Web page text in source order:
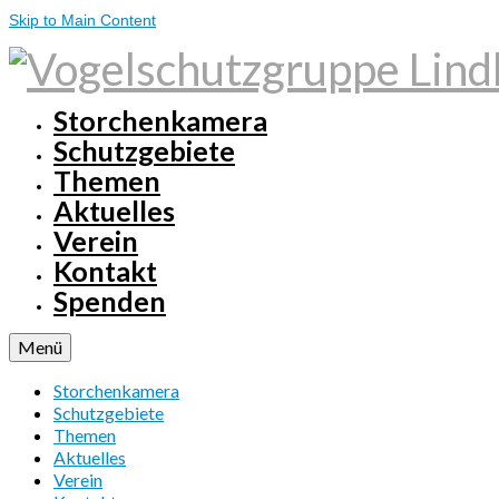
Skip to Main Content
Storchenkamera
Schutzgebiete
Themen
Aktuelles
Verein
Kontakt
Spenden
Menü
Storchenkamera
Schutzgebiete
Themen
Aktuelles
Verein